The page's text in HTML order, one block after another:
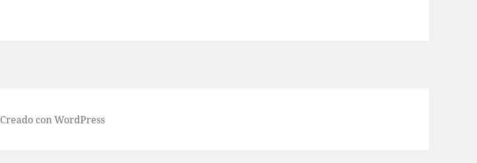
Creado con WordPress